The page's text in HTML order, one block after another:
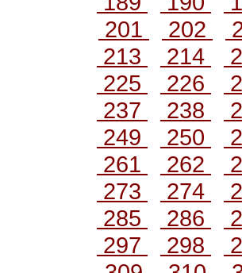
201
202
213
214
225
226
237
238
249
250
261
262
273
274
285
286
297
298